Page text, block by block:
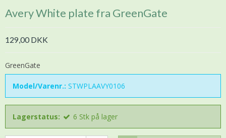
Avery White plate fra GreenGate
129,00 DKK
GreenGate
Model/Varenr.: STWPLAAVY0106
Lagerstatus: 6 Stk på lager